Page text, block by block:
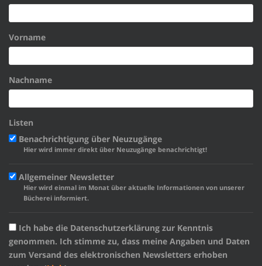
Vorname
Nachname
Listen
Benachrichtigung über Neuzugänge
Hier wird immer direkt über Neuzugänge benachrichtigt!
Allgemeiner Newsletter
Hier wird einmal im Monat über aktuelle Informationen von unserer
Bücherei informiert.
Ich habe die Datenschutzerklärung zur Kenntnis
genommen. Ich stimme zu, dass meine Angaben und Daten
zum Versand des elektronischen Newsletters erhoben